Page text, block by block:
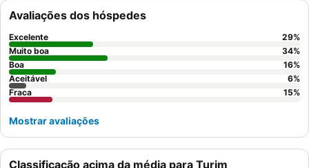
Classificação acima da média para Turim
Avaliações dos hóspedes
Excelente 29%
Muito boa
34%
Boa
16%
Aceitável
6%
Fraca
15%
Mostrar avaliações